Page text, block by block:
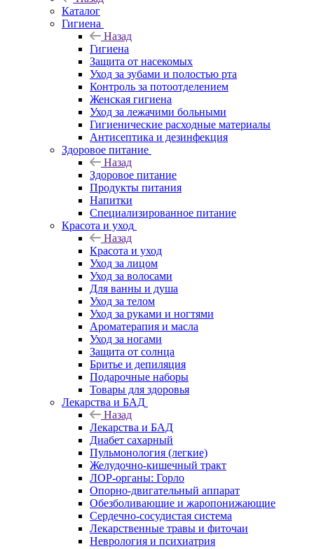
Каталог
Гигиена
Назад
Гигиена
Защита от насекомых
Уход за зубами и полостью рта
Контроль за потоотделением
Женская гигиена
Уход за лежачими больными
Гигиенические расходные материалы
Антисептика и дезинфекция
Здоровое питание
Назад
Здоровое питание
Продукты питания
Напитки
Специализированное питание
Красота и уход
Назад
Красота и уход
Уход за лицом
Уход за волосами
Для ванны и душа
Уход за телом
Уход за руками и ногтями
Ароматерапия и масла
Уход за ногами
Защита от солнца
Бритье и депиляция
Подарочные наборы
Товары для здоровья
Лекарства и БАД
Назад
Лекарства и БАД
Диабет сахарный
Пульмонология (легкие)
Желудочно-кишечный тракт
ЛОР-органы: Горло
Опорно-двигательный аппарат
Обезболивающие и жаропонижающие
Сердечно-сосудистая система
Лекарственные травы и фиточаи
Неврология и психиатрия